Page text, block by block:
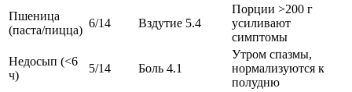
Пшеница
(паста/пицца)
6/14 Вздутие 5.4
Порции >200 г
усиливают
симптомы
Недосып (<6
ч)
5/14 Боль 4.1
Утром спазмы,
нормализуются к
полудню